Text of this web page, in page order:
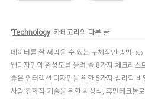
'Technology' 카테고리의 다른 글
데이터를 잘 써먹을 수 있는 구체적인 방법 (0)
웹디자인의 완성도를 올려 줄 8가지 체크리스
좋은 인터랙션 디자인을 위한 5가지 심리학 비
사람 친화적 기술을 위한 시상식, 휴먼테크놀